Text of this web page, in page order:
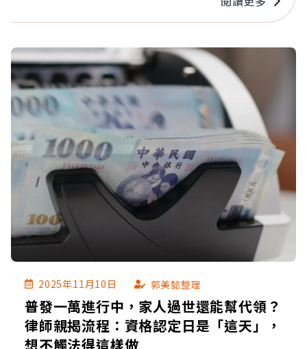
2025年11月10日 郭美懿整理
普發一萬進行中，家人過世還能幫代領？
律師親揭流程：資格認定日是「這天」，
想不觸法得這樣做